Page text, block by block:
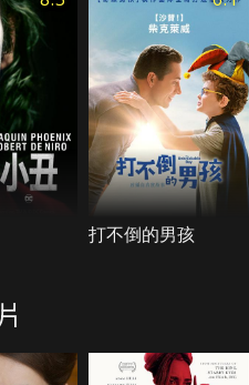
打不倒的男孩